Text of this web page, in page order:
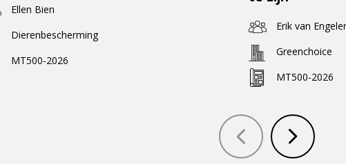
Ellen Bien
Dierenbescherming
MT500-2026
Erik van
Greenchoice
MT500-2026